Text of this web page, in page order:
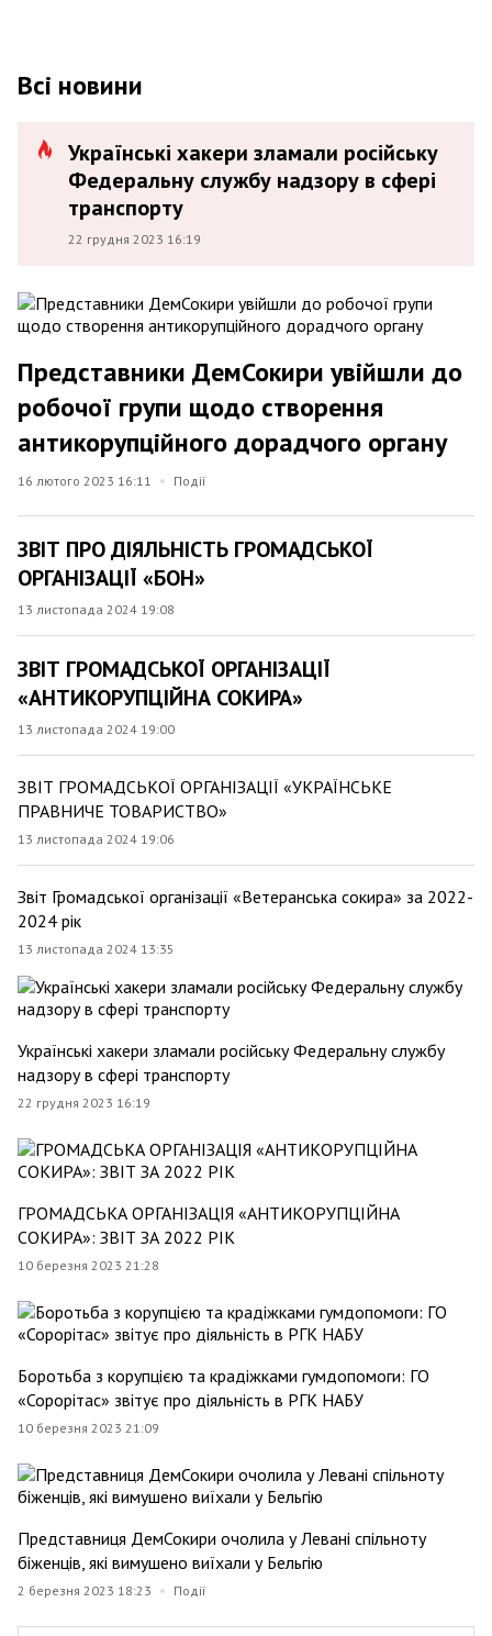
Всі новини
Українські хакери зламали російську
Федеральну службу надзору в сфері
транспорту
22 грудня 2023 16:19
Представники ДемСокири увійшли до
робочої групи щодо створення
антикорупційного дорадчого органу
16 лютого 2023 16:11 Події
ЗВІТ ПРО ДІЯЛЬНІСТЬ ГРОМАДСЬКОЇ
ОРГАНІЗАЦІЇ «БОН»
13 листопада 2024 19:08
ЗВІТ ГРОМАДСЬКОЇ ОРГАНІЗАЦІЇ
«АНТИКОРУПЦІЙНА СОКИРА»
13 листопада 2024 19:00
ЗВІТ ГРОМАДСЬКОЇ ОРГАНІЗАЦІЇ «УКРАЇНСЬКЕ
ПРАВНИЧЕ ТОВАРИСТВО»
13 листопада 2024 19:06
Звіт Громадської організації «Ветеранська сокира» за 2022-
2024 рік
13 листопада 2024 13:35
Українські хакери зламали російську Федеральну службу
надзору в сфері транспорту
22 грудня 2023 16:19
ГРОМАДСЬКА ОРГАНІЗАЦІЯ «АНТИКОРУПЦІЙНА
СОКИРА»: ЗВІТ ЗА 2022 РІК
10 березня 2023 21:28
Боротьба з корупцією та крадіжками гумдопомоги: ГО
«Сорорітас» звітує про діяльність в РГК НАБУ
10 березня 2023 21:09
Представниця ДемСокири очолила у Левані спільноту
біженців, які вимушено виїхали у Бельгію
2 березня 2023 18:23 Події